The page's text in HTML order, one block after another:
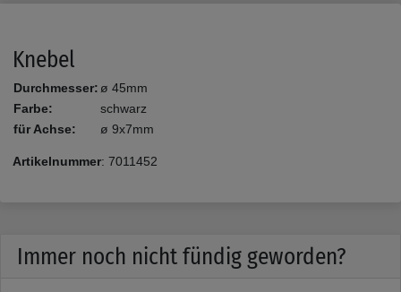
Knebel
Durchmesser: ø 45mm
Farbe:
schwarz
für Achse:
ø 9x7mm
Artikelnummer: 7011452
Immer noch nicht fündig geworden?